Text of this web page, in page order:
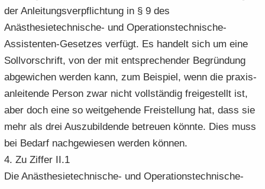
der An­lei­tungs­ver­pflich­tung in § 9 des
Anästhesietechnische-​ und Operationstechnische-​
Assistenten-Gesetzes ver­fügt. Es han­delt sich um eine
Soll­vor­schrift, von der mit ent­spre­chen­der Be­grün­dung
ab­ge­wi­chen wer­den kann, zum Bei­spiel, wenn die pra­xis­
an­lei­ten­de Per­son zwar nicht voll­stän­dig frei­ge­stellt ist,
aber doch eine so weit­ge­hen­de Frei­stel­lung hat, dass sie
mehr als drei Aus­zu­bil­den­de be­treu­en könn­te. Dies muss
bei Be­darf nach­ge­wie­sen wer­den kön­nen.
4. Zu Zif­fer II.1
Die Anästhesietechnische-​ und Operationstechnische-​